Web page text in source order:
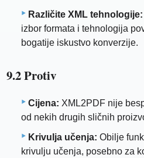
Različite XML tehnologije:
izbor formata i tehnologija
bogatije iskustvo konverzije.
9.2 Protiv
Cijena: XML2PDF nije
od nekih drugih sličnih
Krivulja učenja: Obilje
krivulju učenja, posebno za